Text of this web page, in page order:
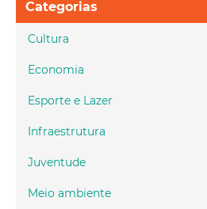
Categorias
Cultura
Economia
Esporte e Lazer
Infraestrutura
Juventude
Meio ambiente